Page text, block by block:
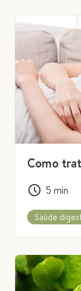
Como
5 min
Saúde